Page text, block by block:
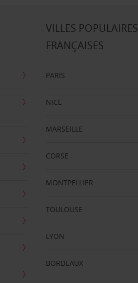
VILLES POPULAIRES
FRANÇAISES
PARIS
NICE
MARSEILLE
CORSE
MONTPELLIER
TOULOUSE
LYON
BORDEAUX